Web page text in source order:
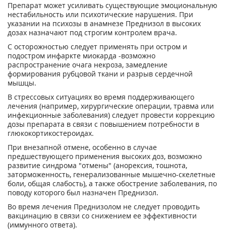
Препарат может усиливать существующие эмоциональную
нестабильность или психотические нарушения. При
указании на психозы в анамнезе Преднизол в высоких
дозах назначают под строгим контролем врача.
С осторожностью следует применять при остром и
подостром инфаркте миокарда -возможно
распространение очага некроза, замедление
формирования рубцовой ткани и разрыв сердечной
мышцы.
В стрессовых ситуациях во время поддерживающего
лечения (например, хирургические операции, травма или
инфекционные заболевания) следует провести коррекцию
дозы препарата в связи с повышением потребности в
глюкокортикостероидах.
При внезапной отмене, особенно в случае
предшествующего применения высоких доз, возможно
развитие синдрома "отмены" (анорексия, тошнота,
заторможенность, генерализованные мышечно-скелетные
боли, общая слабость), а также обострение заболевания, по
поводу которого был назначен Преднизол.
Во время лечения Преднизолом не следует проводить
вакцинацию в связи со снижением ее эффективности
(иммунного ответа).